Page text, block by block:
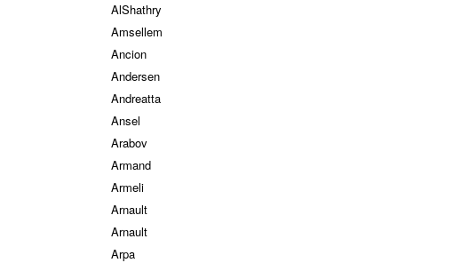
AlShathry
Amsellem
Ancion
Andersen
Andreatta
Ansel
Arabov
Armand
Armeli
Arnault
Arnault
Arpa